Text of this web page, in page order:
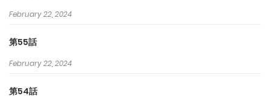
February 22, 2024
第55話
February 22, 2024
第54話